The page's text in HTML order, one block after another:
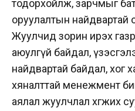
тодорхойлж, зарчмыг
оруулалтын найдвартай
Жуулчид зорин ирэх
аюулгүй байдал,
найдвартай байдал, хог
хяналттай менежмент
аялал жуулчлал хөгжих